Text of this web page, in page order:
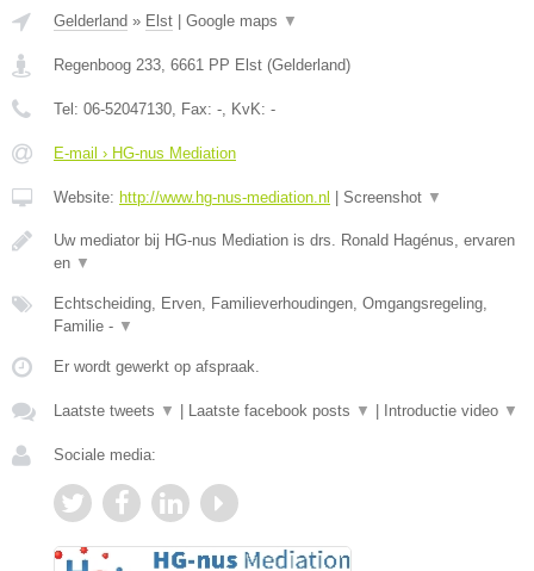
Gelderland » Elst | Google maps ▼
Regenboog 233 6661 PP Elst (Gelderland)
Tel: 06-52047130 , Fax: - , KvK: -
E-mail › HG-nus Mediation
Website: http://www.hg-nus-mediation.nl | Screenshot ▼
Uw mediator bij HG-nus Mediation is drs. Ronald Hagénus, ervaren
en ▼
Echtscheiding, Erven, Familieverhoudingen, Omgangsregeling,
Familie - ▼
Er wordt gewerkt op afspraak.
Laatste tweets ▼ | Laatste facebook posts ▼ | Introductie video ▼
Sociale media: